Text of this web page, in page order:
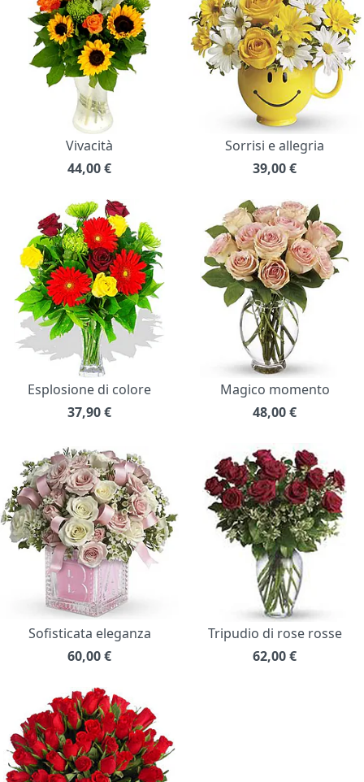
Vivacità
44,00€
Sorrisi e allegria
39,00€
Esplosione di colore
37,90€
Magico momento
48,00€
Sofisticata eleganza
60,00€
Tripudio di rose rosse
62,00€